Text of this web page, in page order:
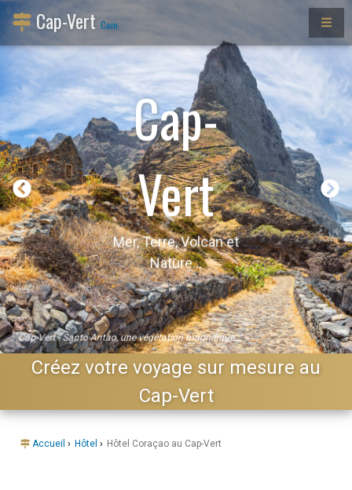
Cap-Vert .Com
Cap-
Vert
Mer, Terre, Volcan et
Nature...
Cap-Vert : Santo Antao, une végétation magnifique...
Créez votre voyage sur mesure au
Cap-Vert
Accueil › Hôtel › Hôtel Coraçao au Cap-Vert